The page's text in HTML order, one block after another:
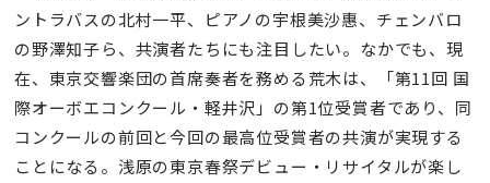
ントラバスの北村一平、ピアノの宇根美沙惠、チェンバロ
の野澤知子ら、共演者たちにも注目したい。なかでも、現
在、東京交響楽団の首席奏者を務める荒木は、「第11回 国
際オーボエコンクール・軽井沢」の第1位受賞者であり、同
コンクールの前回と今回の最高位受賞者の共演が実現する
ことになる。浅原の東京春祭デビュー・リサイタルが楽し